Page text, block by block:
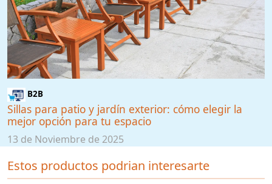
B2B
Sillas para patio y jardín exterior: cómo elegir la
mejor opción para tu espacio
13 de Noviembre de 2025
Estos productos podrian interesarte